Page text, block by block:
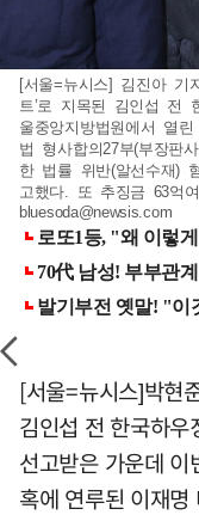
[서울=뉴시스] 김진아
트’로 지목된 김인섭 전
울중앙지방법원에서 열
법 형사합의27부(부장판
한 법률 위반(알선수재)
고했다. 또 추징금 63억
bluesoda@newsis.com
[서울=뉴시스]박현
김인섭 전 한국하
선고받은 가운데
혹에 연루된 이재